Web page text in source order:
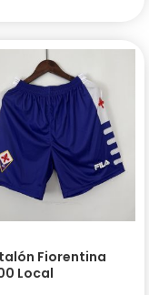
Fiorentina
Local